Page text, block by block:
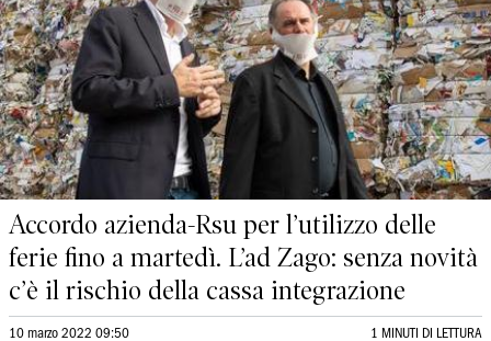
Accordo azienda-Rsu per l’utilizzo delle
ferie fino a martedì. L’ad Zago: senza novità
c’è il rischio della cassa integrazione
10 marzo 2022 09:50 1 MINUTI DI LETTURA